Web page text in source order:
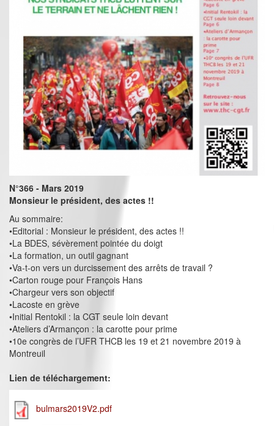
N°366 - Mars 2019
Monsieur le président, des actes !!
Au sommaire:
•Editorial : Monsieur le président, des actes !!
•La BDES, sévèrement pointée du doigt
•La formation, un outil gagnant
•Va-t-on vers un durcissement des arrêts de travail ?
•Carton rouge pour François Hans
•Chargeur vers son objectif
•Lacoste en grève
•Initial Rentokil : la CGT seule loin devant
•Ateliers d’Armançon : la carotte pour prime
•10e congrès de l’UFR THCB les 19 et 21 novembre 2019 à
Montreuil
Lien de téléchargement:
bulmars2019V2.pdf